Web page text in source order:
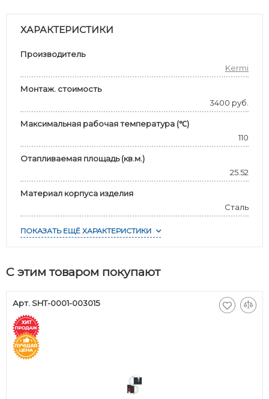
ХАРАКТЕРИСТИКИ
Производитель
Kermi
Монтаж. стоимость
3400 руб.
Максимальная рабочая температура (℃)
110
Отапливаемая площадь (кв.м.)
25.52
Материал корпуса изделия
Сталь
ПОКАЗАТЬ ЕЩЁ ХАРАКТЕРИСТИКИ
С этим товаром покупают
Арт. SHT-0001-003015